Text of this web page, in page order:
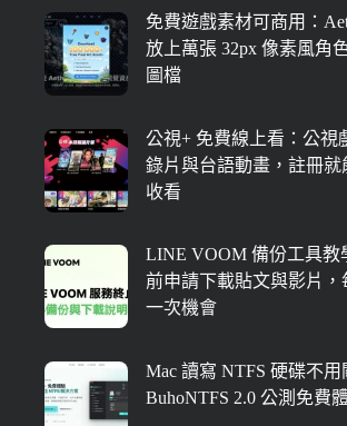
免費遊戲素材可商用：
放上萬張 32px 像素風角
圖檔
公視+ 免費線上看：公視
錄片與台語動畫，註冊就
收看
LINE VOOM 備份工具教
前申請下載貼文與影片，
一次機會
Mac 讀寫 NTFS 硬碟不用
BuhoNTFS 2.0 公測免費